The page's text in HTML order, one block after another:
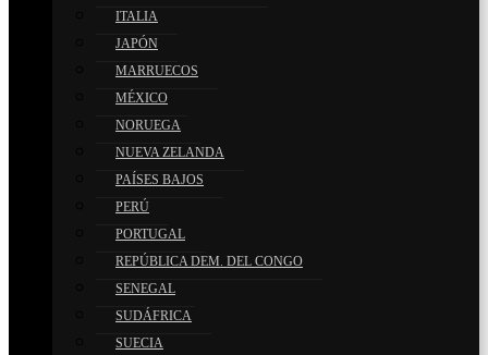
ITALIA
JAPÓN
MARRUECOS
MÉXICO
NORUEGA
NUEVA ZELANDA
PAÍSES BAJOS
PERÚ
PORTUGAL
REPÚBLICA DEM. DEL CONGO
SENEGAL
SUDÁFRICA
SUECIA